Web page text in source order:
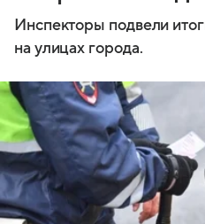
Инспекторы подвели
на улицах города.